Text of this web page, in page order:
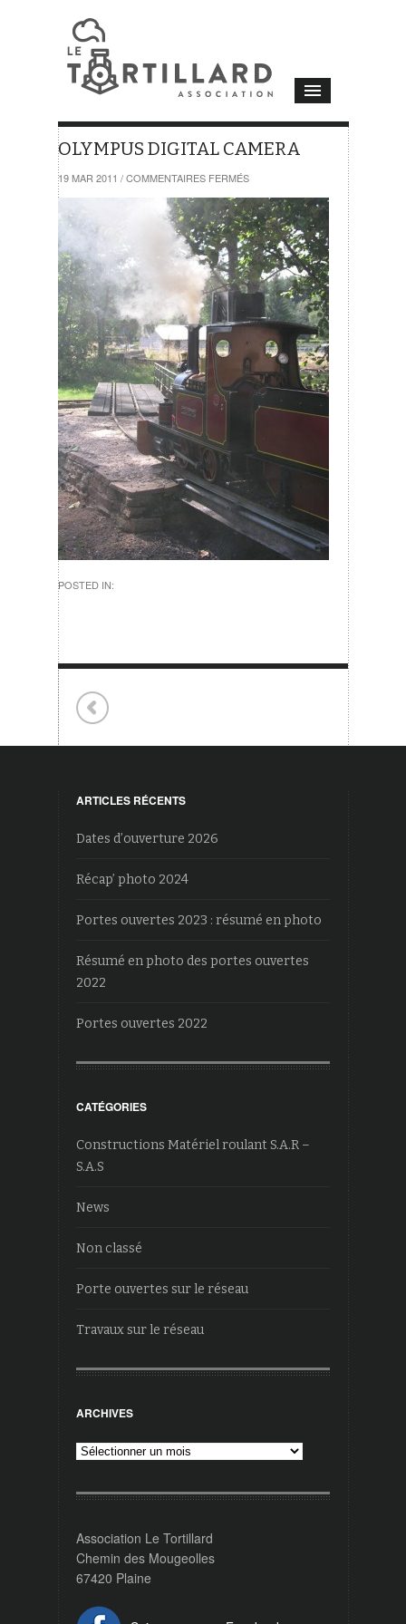
OLYMPUS DIGITAL CAMERA
19 MAR 2011 / COMMENTAIRES FERMÉSSUR
DIGITAL
CAMERA
POSTED IN:
ARTICLES RÉCENTS
Dates d’ouverture 2026
Récap’ photo 2024
Portes ouvertes 2023 : résumé en photo
Résumé en photo des portes ouvertes
2022
Portes ouvertes 2022
CATÉGORIES
Constructions Matériel roulant S.A.R –
S.A.S
News
Non classé
Porte ouvertes sur le réseau
Travaux sur le réseau
ARCHIVES
Archives
Association Le Tortillard
Chemin des Mougeolles
67420 Plaine